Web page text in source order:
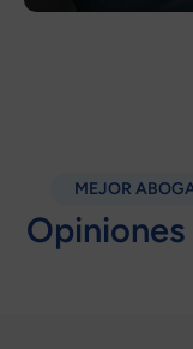
MEJOR